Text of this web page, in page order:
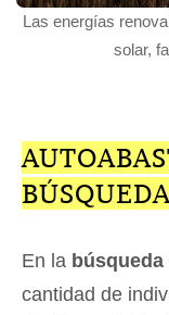
Las energías
solar,
En la
cantidad de